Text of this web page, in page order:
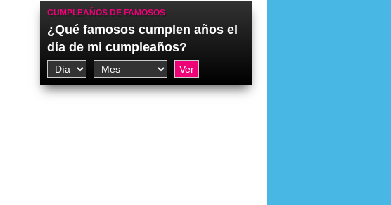
CUMPLEAÑOS DE FAMOSOS
¿Qué famosos cumplen años el
día de mi cumpleaños?